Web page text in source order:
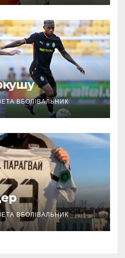
ВБОЛІВАЛЬНИК
ВБОЛІВАЛЬНИК